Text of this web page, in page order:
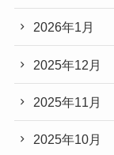
2026年1月
2025年12月
2025年11月
2025年10月